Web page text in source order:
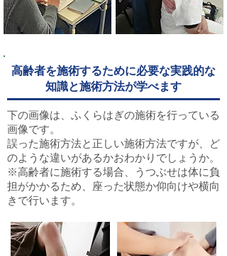
​高齢者を施術するために必要な実践的な
知識と施術方法が学べます
下の画像は、ふくらはぎの施術を行っている
画像です。
誤った施術方法と正しい施術方法ですが、ど
のような違いがあるかおわかりでしょうか。
※高齢者に施術する場合、うつぶせは体に負
担がかかるため、座った状態か仰向けや横向
きで行います。